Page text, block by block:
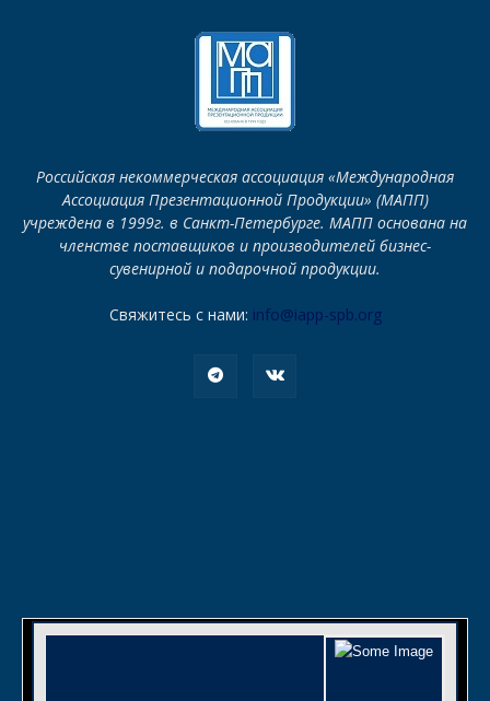
Российская некоммерческая ассоциация «Международная
Ассоциация Презентационной Продукции» (МАПП)
учреждена в 1999г. в Санкт-Петербурге. МАПП основана на
членстве поставщиков и производителей бизнес-
сувенирной и подарочной продукции.
Свяжитесь с нами: info@iapp-spb.org